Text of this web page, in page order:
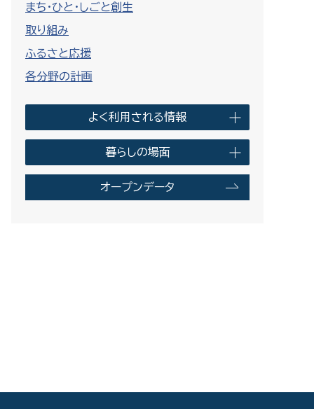
まち・ひと・しごと創生
取り組み
ふるさと応援
各分野の計画
よく利用される情報
暮らしの場面
オープンデータ